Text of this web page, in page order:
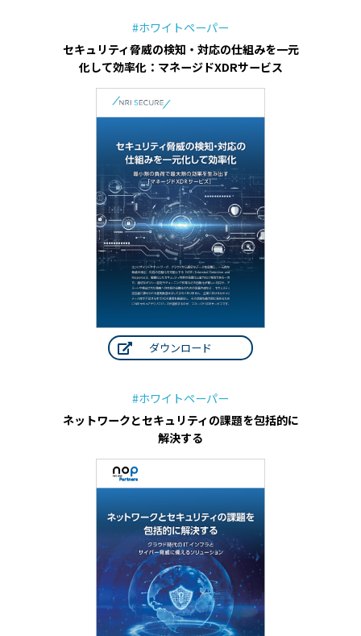
#ホワイトペーパー
セキュリティ脅威の検知・対応の仕組みを一元
化して効率化：マネージドXDRサービス
ダウンロード
#ホワイトペーパー
ネットワークとセキュリティの課題を包括的に
解決する